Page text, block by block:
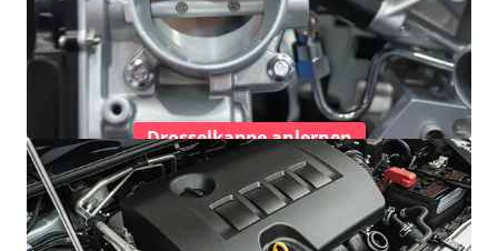
Drosselkappe anlernen